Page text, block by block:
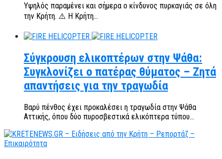
Υψηλός παραμένει και σήμερα ο κίνδυνος πυρκαγιάς σε όλη
την Κρήτη. ⚠️ Η Κρήτη...
Σύγκρουση ελικοπτέρων στην Ψάθα:
Συγκλονίζει ο πατέρας θύματος – Ζητά
απαντήσεις για την τραγωδία
Βαρύ πένθος έχει προκαλέσει η τραγωδία στην Ψάθα
Αττικής, όπου δύο πυροσβεστικά ελικόπτερα τύπου...